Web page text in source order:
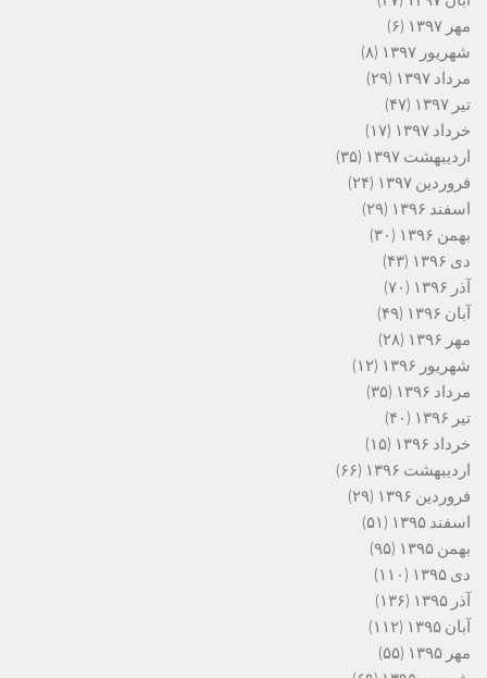
مهر ۱۳۹۷
(۶)
شهریور ۱۳۹۷
(۸)
مرداد ۱۳۹۷
(۲۹)
تیر ۱۳۹۷
(۴۷)
خرداد ۱۳۹۷
(۱۷)
اردیبهشت ۱۳۹۷
(۳۵)
فروردین ۱۳۹۷
(۲۴)
اسفند ۱۳۹۶
(۲۹)
بهمن ۱۳۹۶
(۳۰)
دی ۱۳۹۶
(۴۳)
آذر ۱۳۹۶
(۷۰)
آبان ۱۳۹۶
(۴۹)
مهر ۱۳۹۶
(۲۸)
شهریور ۱۳۹۶
(۱۲)
مرداد ۱۳۹۶
(۳۵)
تیر ۱۳۹۶
(۴۰)
خرداد ۱۳۹۶
(۱۵)
اردیبهشت ۱۳۹۶
(۶۶)
فروردین ۱۳۹۶
(۲۹)
اسفند ۱۳۹۵
(۵۱)
بهمن ۱۳۹۵
(۹۵)
دی ۱۳۹۵
(۱۱۰)
آذر ۱۳۹۵
(۱۳۶)
آبان ۱۳۹۵
(۱۱۲)
مهر ۱۳۹۵
(۵۵)